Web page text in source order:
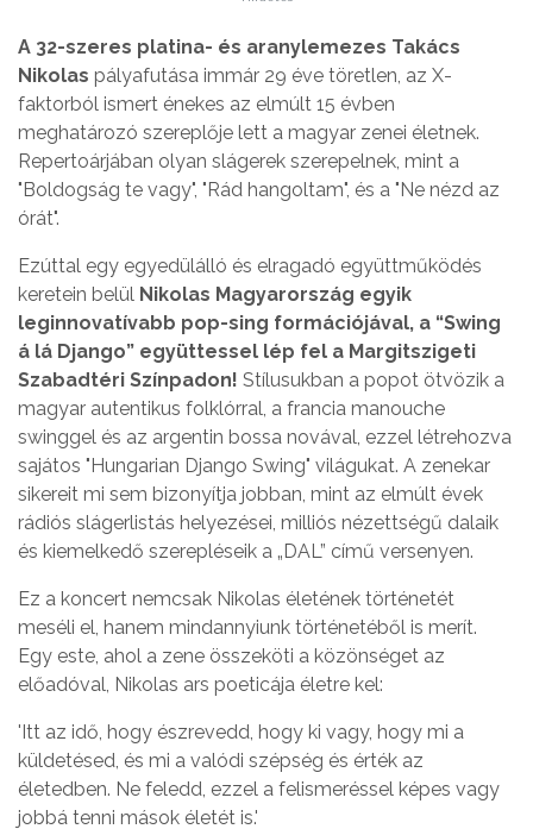
A 32-szeres platina- és aranylemezes Takács
Nikolas pályafutása immár 29 éve töretlen, az X-
faktorból ismert énekes az elmúlt 15 évben
meghatározó szereplője lett a magyar zenei életnek.
Repertoárjában olyan slágerek szerepelnek, mint a
"Boldogság te vagy", "Rád hangoltam", és a "Ne nézd az
órát".
Ezúttal egy egyedülálló és elragadó együttműködés
keretein belül Nikolas Magyarország egyik
leginnovatívabb pop-sing formációjával, a “Swing
á lá Django” együttessel lép fel a Margitszigeti
Szabadtéri Színpadon! Stílusukban a popot ötvözik a
magyar autentikus folklórral, a francia manouche
swinggel és az argentin bossa novával, ezzel létrehozva
sajátos "Hungarian Django Swing" világukat. A zenekar
sikereit mi sem bizonyítja jobban, mint az elmúlt évek
rádiós slágerlistás helyezései, milliós nézettségű dalaik
és kiemelkedő szerepléseik a „DAL” című versenyen.
Ez a koncert nemcsak Nikolas életének történetét
meséli el, hanem mindannyiunk történetéből is merít.
Egy este, ahol a zene összeköti a közönséget az
előadóval, Nikolas ars poeticája életre kel:
'Itt az idő, hogy észrevedd, hogy ki vagy, hogy mi a
küldetésed, és mi a valódi szépség és érték az
életedben. Ne feledd, ezzel a felismeréssel képes vagy
jobbá tenni mások életét is.'